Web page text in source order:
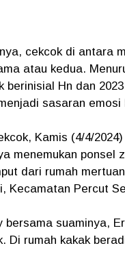
cekcok di antara
atau kedua.
berinisial Hn dan
sasaran
Kamis (4/4/
menemukan ponsel
dari rumah
Kecamatan Percut
bersama suaminya,
Di rumah kakak